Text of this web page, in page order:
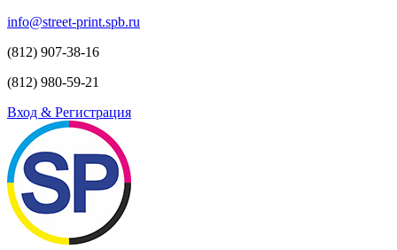
info@street-print.spb.ru
(812) 907-38-16
(812) 980-59-21
Вход & Регистрация